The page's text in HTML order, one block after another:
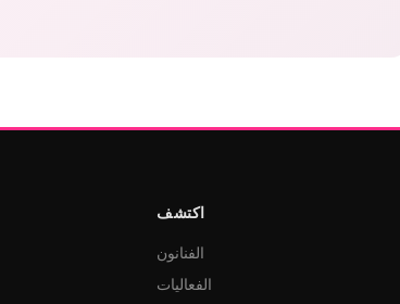
اكتشف
الفنانون
الفعاليات